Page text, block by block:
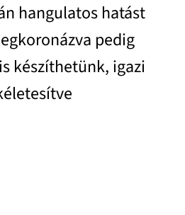
hangulatos hatást
pedig
készíthetünk, igazi